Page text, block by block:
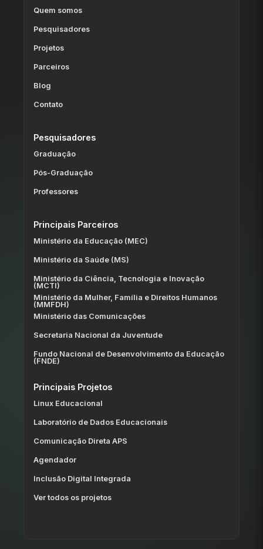
Quem somos
Pesquisadores
Projetos
Parceiros
Blog
Contato
Pesquisadores
Graduação
Pós-Graduação
Professores
Principais Parceiros
Ministério da Educação (MEC)
Ministério da Saúde (MS)
Ministério da Ciência, Tecnologia e Inovação
(MCTI)
Ministério da Mulher, Família e Direitos Humanos
(MMFDH)
Ministério das Comunicações
Secretaria Nacional da Juventude
Fundo Nacional de Desenvolvimento da Educação
(FNDE)
Principais Projetos
Linux Educacional
Laboratório de Dados Educacionais
Comunicação Direta APS
Agendador
Inclusão Digital Integrada
Ver todos os projetos